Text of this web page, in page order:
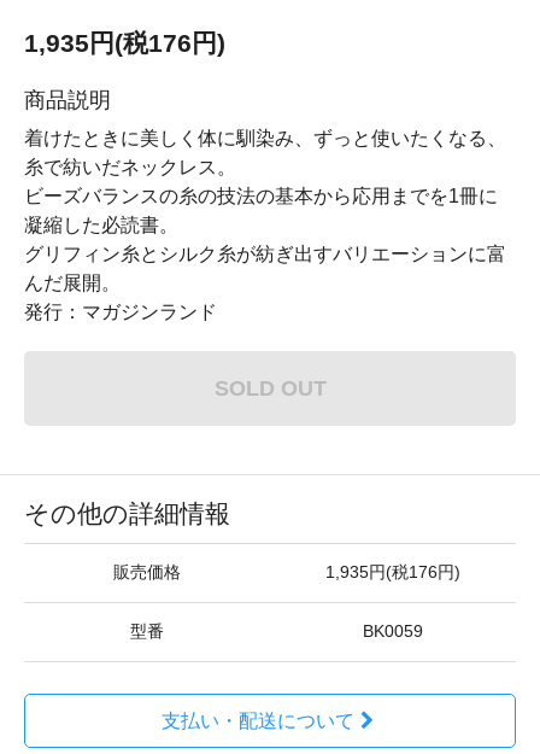
1,935円(税176円)
商品説明
着けたときに美しく体に馴染み、ずっと使いたくなる、
糸で紡いだネックレス。
ビーズバランスの糸の技法の基本から応用までを1冊に
凝縮した必読書。
グリフィン糸とシルク糸が紡ぎ出すバリエーションに富
んだ展開。
発行：マガジンランド
SOLD OUT
その他の詳細情報
販売価格 1,935円(税176円)
型番 BK0059
支払い・配送について